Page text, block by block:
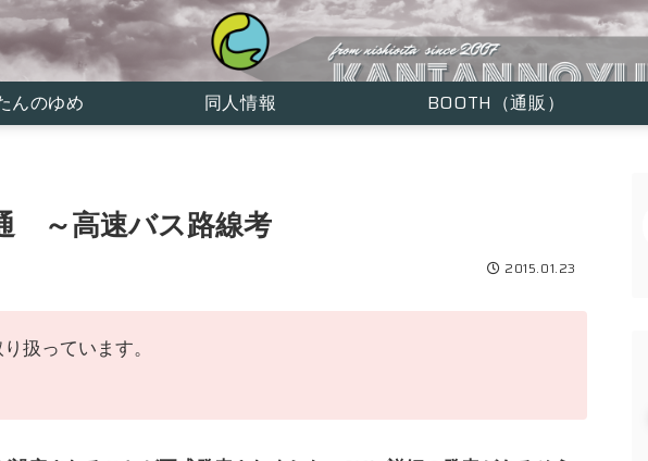
んのゆめ 同人情報 BOOTH（通販）
～高速バス路線考
2015.01.23
扱っています。